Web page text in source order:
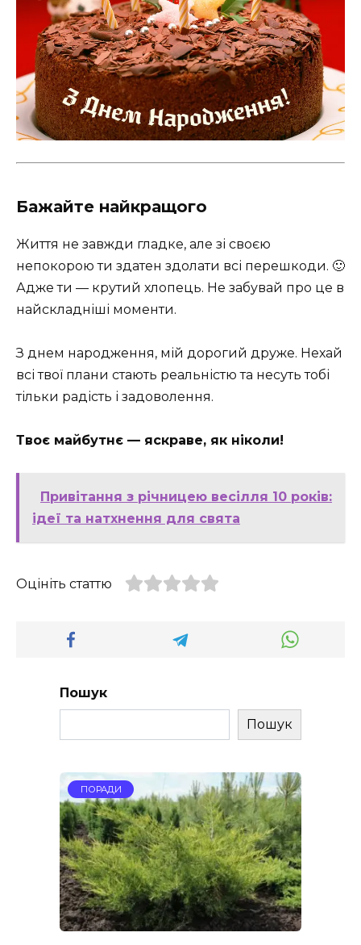
Бажайте найкращого
Життя не завжди гладке, але зі своєю
непокорою ти здатен здолати всі перешкоди. 🙂
Адже ти — крутий хлопець. Не забувай про це в
найскладніші моменти.
З днем народження, мій дорогий друже. Нехай
всі твої плани стають реальністю та несуть тобі
тільки радість і задоволення.
Твоє майбутнє — яскраве, як ніколи!
Привітання з річницею весілля 10 років:
ідеї та натхнення для свята
Оцініть статтю
Пошук
Пошук
ПОРАДИ